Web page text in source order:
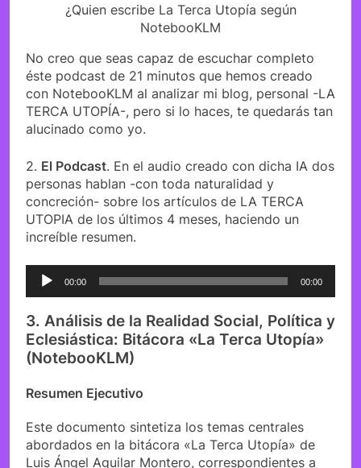
¿Quien escribe La Terca Utopía según
NotebooKLM
No creo que seas capaz de escuchar completo
éste podcast de 21 minutos que hemos creado
con NotebooKLM al analizar mi blog, personal -LA
TERCA UTOPÍA-, pero si lo haces, te quedarás tan
alucinado como yo.
2. El Podcast. En el audio creado con dicha IA dos
personas hablan -con toda naturalidad y
concreción- sobre los artículos de LA TERCA
UTOPIA de los últimos 4 meses, haciendo un
increíble resumen.
Reproductor
00:00 00:00
3. Análisis de la Realidad Social, Política y
Eclesiástica: Bitácora «La Terca Utopía»
(NotebooKLM)
Resumen Ejecutivo
Este documento sintetiza los temas centrales
abordados en la bitácora «La Terca Utopía» de
Luis Ángel Aguilar Montero, correspondientes a